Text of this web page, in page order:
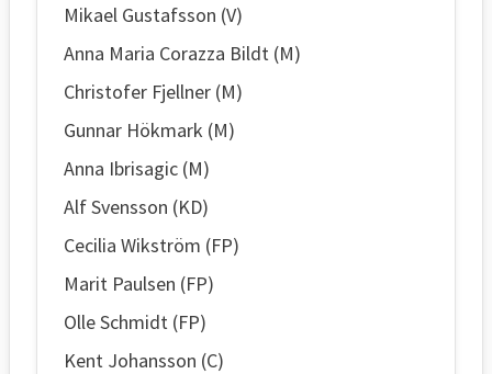
Mikael Gustafsson (V)
Anna Maria Corazza Bildt (M)
Christofer Fjellner (M)
Gunnar Hökmark (M)
Anna Ibrisagic (M)
Alf Svensson (KD)
Cecilia Wikström (FP)
Marit Paulsen (FP)
Olle Schmidt (FP)
Kent Johansson (C)